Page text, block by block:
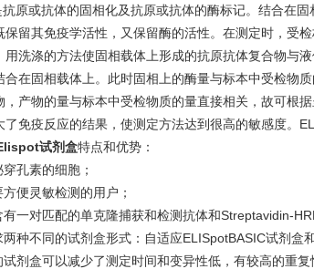
或抗体的固相化及抗原或抗体的酶标记。结合在固
保留其免疫学活性，又保留酶的活性。在测定时，受
用洗涤的方法使固相载体上形成的抗原抗体复合物与
合在固相载体上。此时固相上的酶量与标本中受检物
，产物的量与标本中受检物质的量直接相关，故可根
免疫反应的结果，使测定方法达到很高的敏感度。
试剂盒特点和优势：
孔素的细胞；
灵敏检测的用户；
对匹配的单克隆捕获和检测抗体和Streptavidin-
不同的试剂盒形式：自适应ELISpotBASIC试剂盒和
盒可以减少了测定时间和变异性低，有较高的重复